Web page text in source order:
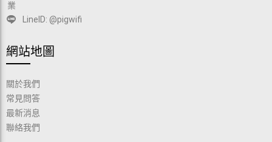
業
LineID: @pigwifi
網站地圖
關於我們
常見問答
最新消息
聯絡我們